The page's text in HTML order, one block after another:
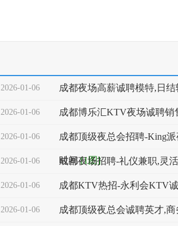
2026-01-06 成都夜场高薪诚聘模特,日结
2026-01-06 成都博乐汇KTV夜场诚聘
2026-01-06 成都顶级夜总会招聘-King
时间 [1图]
2026-01-06 成都夜场招聘-礼仪兼职,灵
2026-01-06 成都KTV热招-永利会KTV
2026-01-06 成都顶级夜总会诚聘英才,